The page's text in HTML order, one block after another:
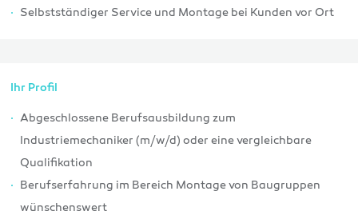
Selbstständiger Service und Montage bei Kunden vor Ort
Ihr Profil
Abgeschlossene Berufsausbildung zum
Industriemechaniker (m/w/d) oder eine vergleichbare
Qualifikation
Berufserfahrung im Bereich Montage von Bau­gruppen
wünschenswert